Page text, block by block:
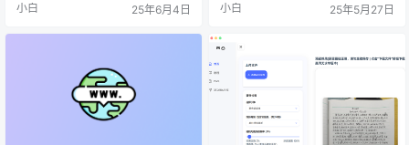
小白 25年6月4日 小白 25年5月27日